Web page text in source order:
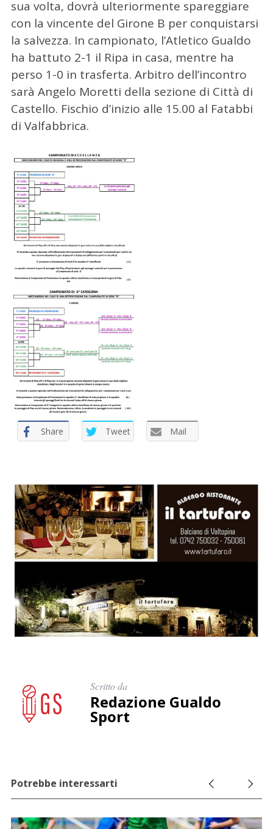
sua volta, dovrà ulteriormente spareggiare
con la vincente del Girone B per conquistarsi
la salvezza. In campionato, l’Atletico Gualdo
ha battuto 2-1 il Ripa in casa, mentre ha
perso 1-0 in trasferta. Arbitro dell’incontro
sarà Angelo Moretti della sezione di Città di
Castello. Fischio d’inizio alle 15.00 al Fatabbi
di Valfabbrica.
Share Tweet Mail
Scritto da
Redazione Gualdo
Sport
Potrebbe interessarti